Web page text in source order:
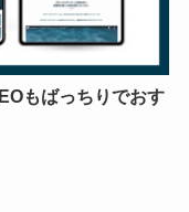
もばっちりでおす